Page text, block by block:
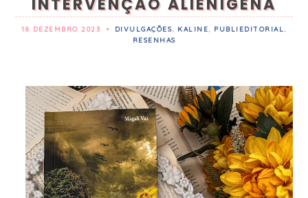
INTERVENÇÃO ALIENÍGENA
18 DEZEMBRO 2023 • DIVULGAÇÕES, KALINE, PUBLIEDITORIAL,
RESENHAS